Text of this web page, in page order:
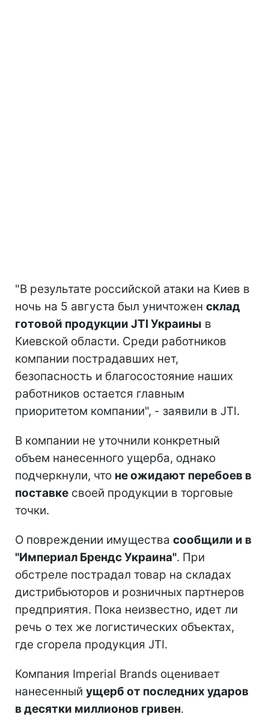
"В результате российской атаки на Киев в
ночь на 5 августа был уничтожен склад
готовой продукции JTI Украины в
Киевской области. Среди работников
компании пострадавших нет,
безопасность и благосостояние наших
работников остается главным
приоритетом компании", - заявили в JTI.
В компании не уточнили конкретный
объем нанесенного ущерба, однако
подчеркнули, что не ожидают перебоев в
поставке своей продукции в торговые
точки.
О повреждении имущества сообщили и в
"Империал Брендс Украина". При
обстреле пострадал товар на складах
дистрибьюторов и розничных партнеров
предприятия. Пока неизвестно, идет ли
речь о тех же логистических объектах,
где сгорела продукция JTI.
Компания Imperial Brands оценивает
нанесенный ущерб от последних ударов
в десятки миллионов гривен.